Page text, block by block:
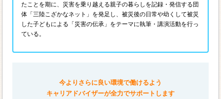
たことを期に、災害を乗り越える親子の暮らしを記録・発信する団
体「三陸こざかなネット」を発足し、被災後の日常や幼くして被災
した子どもによる「災害の伝承」をテーマに執筆・講演活動を行っ
ている。
今よりさらに良い環境で働けるよう
キャリアドバイザーが全力でサポートします